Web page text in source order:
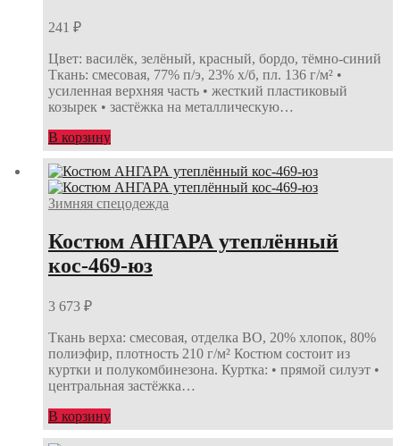
241 ₽
Цвет: василёк, зелёный, красный, бордо, тёмно-синий
Ткань: смесовая, 77% п/э, 23% х/б, пл. 136 г/м² •
усиленная верхняя часть • жесткий пластиковый
козырек • застёжка на металлическую…
В корзину
Зимняя спецодежда
Костюм АНГАРА утеплённый
кос-469-юз
3 673 ₽
Ткань верха: смесовая, отделка ВО, 20% хлопок, 80%
полиэфир, плотность 210 г/м² Костюм состоит из
куртки и полукомбинезона. Куртка: • прямой силуэт •
центральная застёжка…
В корзину